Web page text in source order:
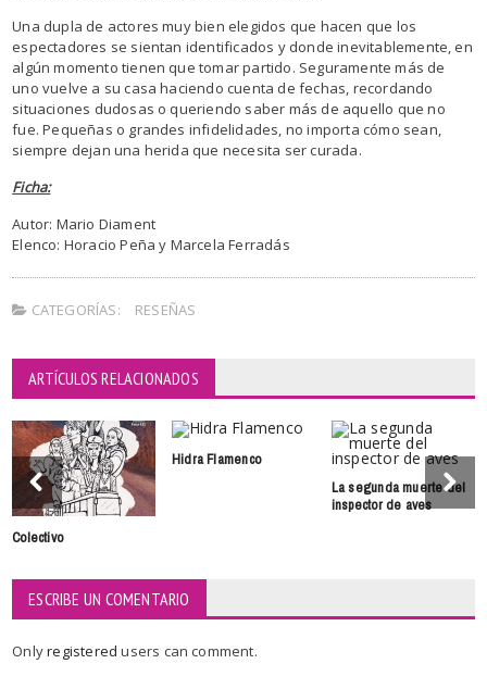
Una dupla de actores muy bien elegidos que hacen que los
espectadores se sientan identificados y donde inevitablemente, en
algún momento tienen que tomar partido. Seguramente más de
uno vuelve a su casa haciendo cuenta de fechas, recordando
situaciones dudosas o queriendo saber más de aquello que no
fue. Pequeñas o grandes infidelidades, no importa cómo sean,
siempre dejan una herida que necesita ser curada.
Ficha:
Autor: Mario Diament
Elenco: Horacio Peña y Marcela Ferradás
CATEGORÍAS: RESEÑAS
ARTÍCULOS RELACIONADOS
Colectivo
Hidra Flamenco
La segunda muerte del
inspector de aves
ESCRIBE UN COMENTARIO
Onlyregisteredusers can comment.